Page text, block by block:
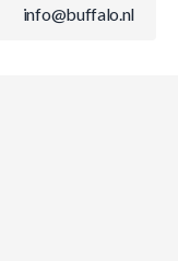
info@buffalo.nl